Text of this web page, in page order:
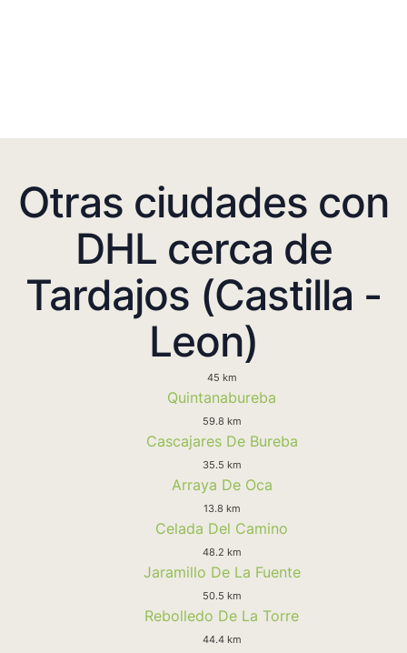
Otras ciudades con
DHL cerca de
Tardajos (Castilla -
Leon)
45 km
Quintanabureba
59.8 km
Cascajares De Bureba
35.5 km
Arraya De Oca
13.8 km
Celada Del Camino
48.2 km
Jaramillo De La Fuente
50.5 km
Rebolledo De La Torre
44.4 km